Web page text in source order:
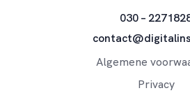
030 –
Algemene
Privacy